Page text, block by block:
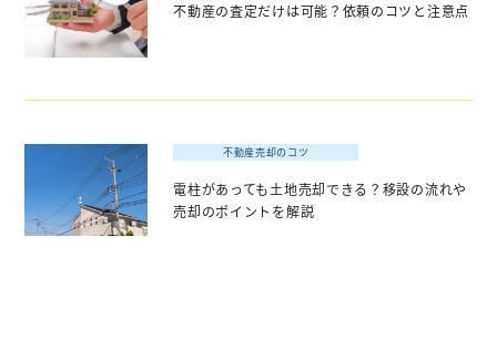
不動産の査定だけは可能？依頼のコツと注意点
不動産売却のコツ
電柱があっても土地売却できる？移設の流れや
売却のポイントを解説